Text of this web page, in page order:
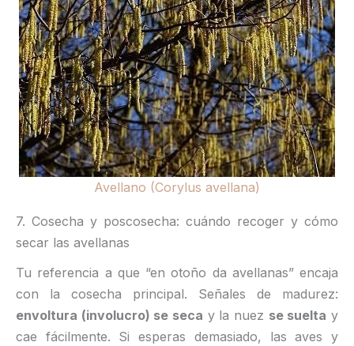
Avellano (Corylus avellana)
7. Cosecha y poscosecha: cuándo recoger y cómo
secar las avellanas
Tu referencia a que “en otoño da avellanas” encaja
con la cosecha principal. Señales de madurez:
envoltura (involucro) se seca y la nuez se suelta y
cae fácilmente. Si esperas demasiado, las aves y